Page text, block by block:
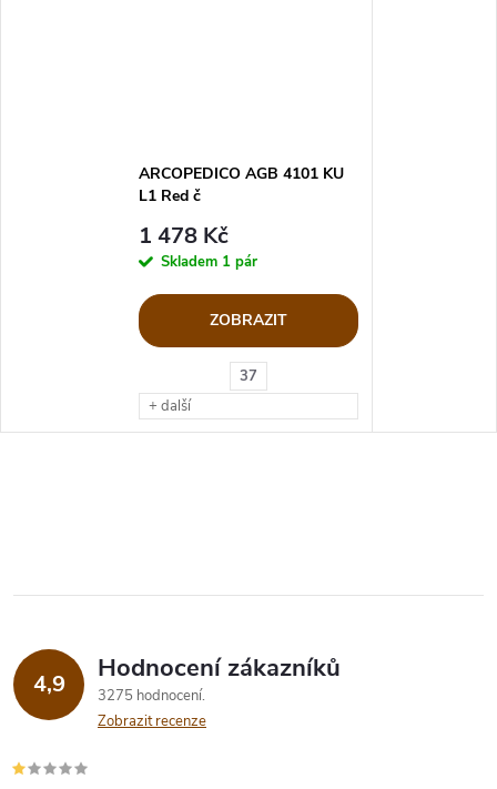
37
+ další
ARCOPEDICO AGB 4101 KU
L1 Red č
1 478 Kč
Skladem 1 pár
ZOBRAZIT
4,9 Hodnocení zákazníků
3275 hodnocení
Zobrazit recenze